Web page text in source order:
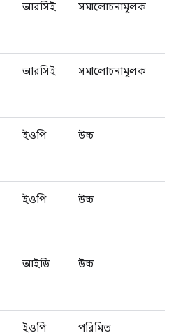
আরসিই সমালোচনামূলক
আরসিই সমালোচনামূলক
ইওপি উচ্চ
ইওপি উচ্চ
আইডি উচ্চ
ইওপি পরিমিত